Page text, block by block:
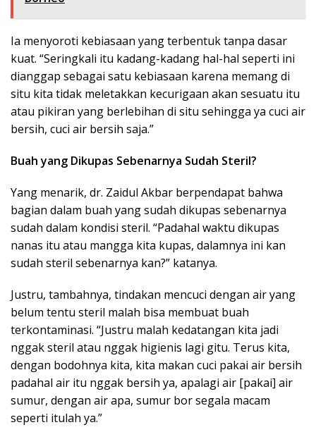
Ia menyoroti kebiasaan yang terbentuk tanpa dasar
kuat. “Seringkali itu kadang-kadang hal-hal seperti ini
dianggap sebagai satu kebiasaan karena memang di
situ kita tidak meletakkan kecurigaan akan sesuatu itu
atau pikiran yang berlebihan di situ sehingga ya cuci air
bersih, cuci air bersih saja.”
Buah yang Dikupas Sebenarnya Sudah Steril?
Yang menarik, dr. Zaidul Akbar berpendapat bahwa
bagian dalam buah yang sudah dikupas sebenarnya
sudah dalam kondisi steril. “Padahal waktu dikupas
nanas itu atau mangga kita kupas, dalamnya ini kan
sudah steril sebenarnya kan?” katanya.
Justru, tambahnya, tindakan mencuci dengan air yang
belum tentu steril malah bisa membuat buah
terkontaminasi. “Justru malah kedatangan kita jadi
nggak steril atau nggak higienis lagi gitu. Terus kita,
dengan bodohnya kita, kita makan cuci pakai air bersih
padahal air itu nggak bersih ya, apalagi air [pakai] air
sumur, dengan air apa, sumur bor segala macam
seperti itulah ya.”